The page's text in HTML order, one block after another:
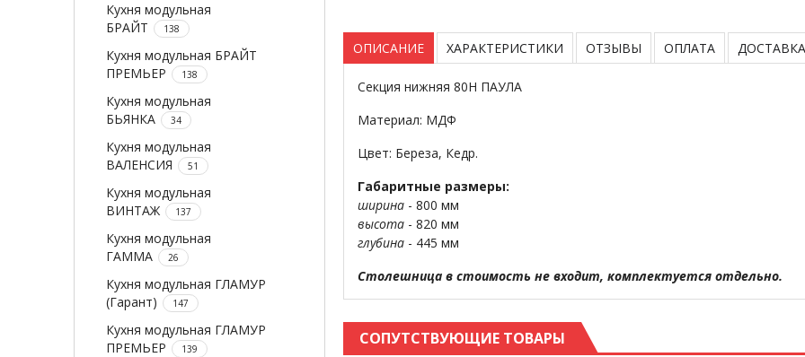
Кухня модульная
БРАЙТ
138
Кухня модульная БРАЙТ
ПРЕМЬЕР
138
Кухня модульная
БЬЯНКА
34
Кухня модульная
ВАЛЕНСИЯ
51
Кухня модульная
ВИНТАЖ
137
Кухня модульная
ГАММА
26
Кухня модульная ГЛАМУР
(Гарант)
147
Кухня модульная ГЛАМУР
ПРЕМЬЕР
139
ОПИСАНИЕ ХАРАКТЕРИСТИКИ ОТЗЫВЫ ОПЛАТА ДОСТАВКА
Секция нижняя 80Н ПАУЛА
Материал: МДФ
Цвет: Береза, Кедр.
Габаритные размеры:
ширина - 800 мм
высота - 820 мм
глубина - 445 мм
Столешница в стоимость не входит, комплектуется отдельно.
СОПУТСТВУЮЩИЕ ТОВАРЫ